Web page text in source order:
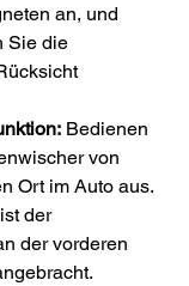
an, und
Sie die
Bedienen
von
Ort im Auto aus.
der
der vorderen